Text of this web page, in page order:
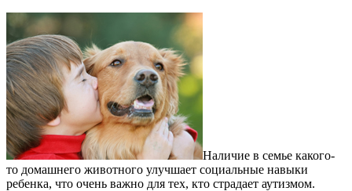
Наличие в семье какого-
то домашнего животного улучшает социальные навыки
ребенка, что очень важно для тех, кто страдает аутизмом.